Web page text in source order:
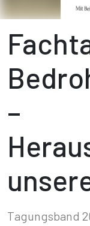
–
Tagungsband